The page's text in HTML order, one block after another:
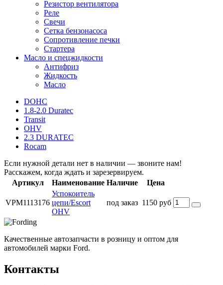
Резистор вентилятора
Реле
Свечи
Сетка бензонасоса
Сопротивление печки
Стартера
Масло и спецжидкости
Антифриз
Жидкость
Масло
DOHC
1.8-2.0 Duratec
Transit
OHV
2.3 DURATEC
Rocam
Если нужной детали нет в наличии — звоните нам!
Расскажем, когда ждать и зарезервируем.
Артикул
Наименование Наличие Цена
VPM1113176
Успокоитель
цепи/Escort
OHV
под заказ 1150 руб
Качественные автозапчасти в розницу и оптом для
автомобилей марки Ford.
Контакты